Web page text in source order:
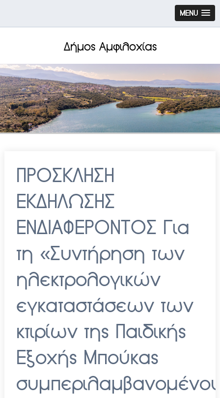
MENU
Δήμος Αμφιλοχίας
ΠΡΟΣΚΛΗΣΗ
ΕΚΔΗΛΩΣΗΣ
ΕΝΔΙΑΦΕΡΟΝΤΟΣ Για
τη «Συντήρηση των
ηλεκτρολογικών
εγκαταστάσεων των
κτιρίων της Παιδικής
Εξοχής Μπούκας